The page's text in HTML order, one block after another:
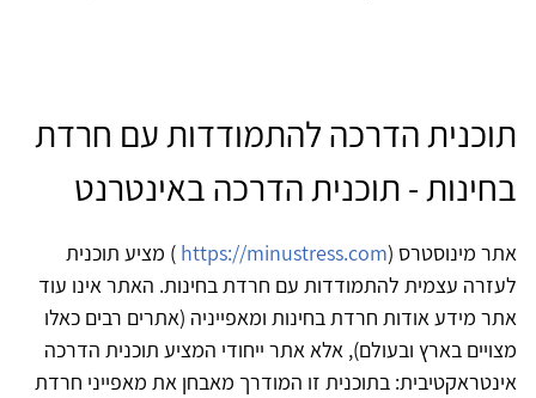
תוכנית הדרכה להתמודדות עם חרדת
בחינות - תוכנית הדרכה באינטרנט
אתר מינוסטרס (https://minustress.com ) מציע תוכנית
לעזרה עצמית להתמודדות עם חרדת בחינות. האתר אינו עוד
אתר מידע אודות חרדת בחינות ומאפייניה (אתרים רבים כאלו
מצויים בארץ ובעולם), אלא אתר ייחודי המציע תוכנית הדרכה
אינטראקטיבית: בתוכנית זו המודרך מאבחן את מאפייני חרדת